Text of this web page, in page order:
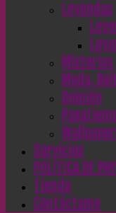
Leyendas
Misterios
Moda,
Opinión
Servicios
POLÍTICA DE
Tienda
Contáctame